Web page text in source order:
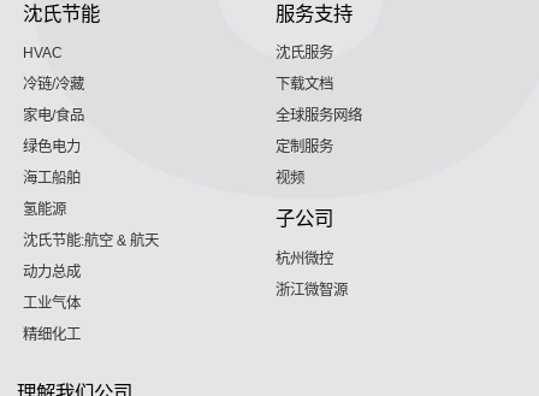
沈氏节能
HVAC
冷链/冷藏
家电/食品
绿色电力
海工船舶
氢能源
沈氏节能:航空 & 航天
动力总成
工业气体
精细化工
服务支持
沈氏服务
下载文档
全球服务网络
定制服务
视频
子公司
杭州微控
浙江微智源